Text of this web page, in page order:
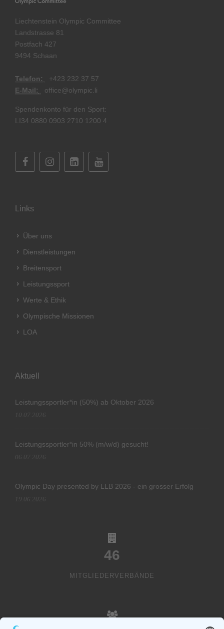
Liechtenstein Olympic Committee
Landstrasse 81
Postfach 427
9494 Schaan
Telefon: +423 232 37 57
E-Mail:
office@olympic.li
Spendenkonto für den Sport:
LI34 0880 0903 2710 1200 4
Links
Über uns
Dienstleistungen
Breitensport
Leistungssport
Werte & Ethik
Olympische Missionen
LOA
Aktuell
Leistungssportler*in (50%) ab Oktober 2026
10.07.2026
Leistungssportler*in 50% (m/w/d) gesucht!
06.07.2026
Olympic Day presented by LLB 2026 - ein grosser Erfolg
19.06.2026
46
MITGLIEDERVERBÄNDE